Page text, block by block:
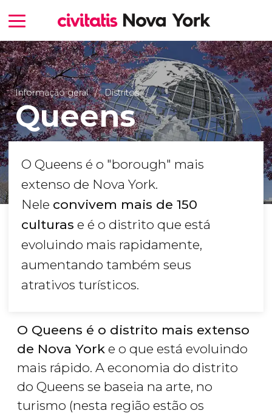
Informação geral Distritos
Queens
O Queens é o "borough" mais
extenso de Nova York.
Nele convivem mais de 150
culturas e é o distrito que está
evoluindo mais rapidamente,
aumentando também seus
atrativos turísticos.
O Queens é o distrito mais extenso
de Nova York e o que está evoluindo
mais rápido. A economia do distrito
do Queens se baseia na arte, no
turismo (nesta região estão os